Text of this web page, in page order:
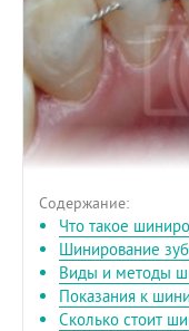
Содержание:
Что такое
Шинирование
Виды и методы
Показания к
Сколько стоит